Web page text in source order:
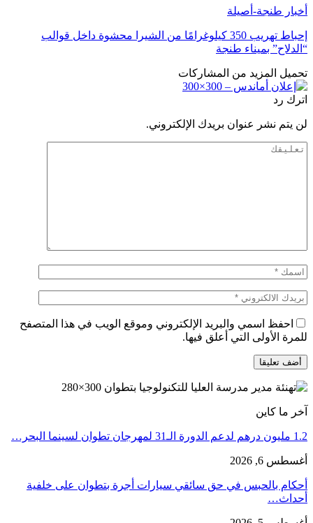
أخبار طنجة-أصيلة
إحباط تهريب 350 كيلوغرامًا من الشيرا محشوة داخل قوالب
“الدلاح” بميناء طنجة
تحميل المزيد من المشاركات
اترك رد
لن يتم نشر عنوان بريدك الإلكتروني.
احفظ اسمي والبريد الإلكتروني وموقع الويب في هذا المتصفح
للمرة الأولى التي أعلق فيها.
آخر ما كاين
1.2 مليون درهم لدعم الدورة الـ31 لمهرجان تطوان لسينما البحر…
أغسطس 6, 2026
أحكام بالحبس في حق سائقي سيارات أجرة بتطوان على خلفية
أحداث…